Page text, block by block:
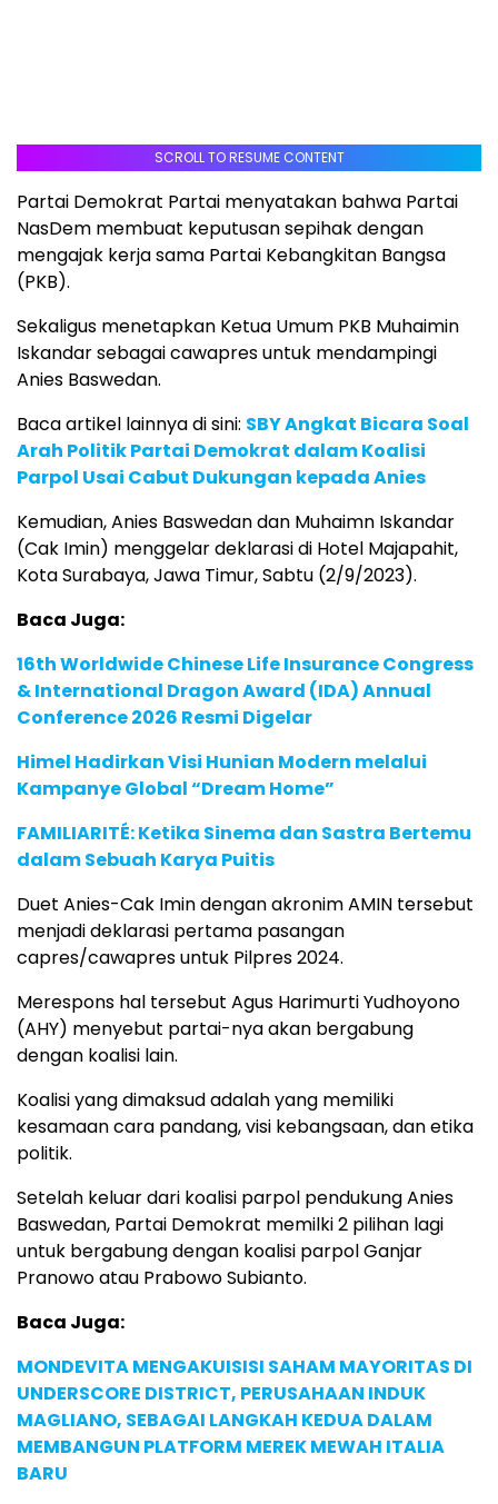
SCROLL TO RESUME CONTENT
Partai Demokrat Partai menyatakan bahwa Partai
NasDem membuat keputusan sepihak dengan
mengajak kerja sama Partai Kebangkitan Bangsa
(PKB).
Sekaligus menetapkan Ketua Umum PKB Muhaimin
Iskandar sebagai cawapres untuk mendampingi
Anies Baswedan.
Baca artikel lainnya di sini: SBY Angkat Bicara Soal
Arah Politik Partai Demokrat dalam Koalisi
Parpol Usai Cabut Dukungan kepada Anies
Kemudian, Anies Baswedan dan Muhaimn Iskandar
(Cak Imin) menggelar deklarasi di Hotel Majapahit,
Kota Surabaya, Jawa Timur, Sabtu (2/9/2023).
Baca Juga:
16th Worldwide Chinese Life Insurance Congress
& International Dragon Award (IDA) Annual
Conference 2026 Resmi Digelar
Himel Hadirkan Visi Hunian Modern melalui
Kampanye Global “Dream Home”
FAMILIARITÉ: Ketika Sinema dan Sastra Bertemu
dalam Sebuah Karya Puitis
Duet Anies-Cak Imin dengan akronim AMIN tersebut
menjadi deklarasi pertama pasangan
capres/cawapres untuk Pilpres 2024.
Merespons hal tersebut Agus Harimurti Yudhoyono
(AHY) menyebut partai-nya akan bergabung
dengan koalisi lain.
Koalisi yang dimaksud adalah yang memiliki
kesamaan cara pandang, visi kebangsaan, dan etika
politik.
Setelah keluar dari koalisi parpol pendukung Anies
Baswedan, Partai Demokrat memilki 2 pilihan lagi
untuk bergabung dengan koalisi parpol Ganjar
Pranowo atau Prabowo Subianto.
Baca Juga:
MONDEVITA MENGAKUISISI SAHAM MAYORITAS DI
UNDERSCORE DISTRICT, PERUSAHAAN INDUK
MAGLIANO, SEBAGAI LANGKAH KEDUA DALAM
MEMBANGUN PLATFORM MEREK MEWAH ITALIA
BARU